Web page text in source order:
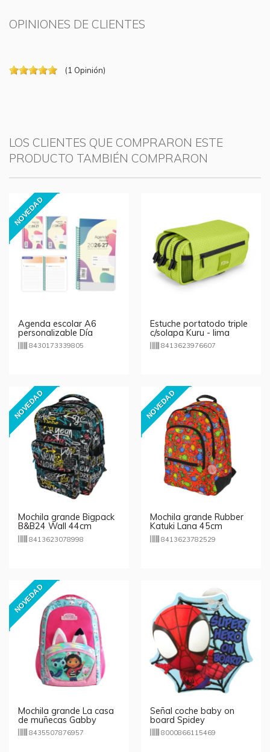
OPINIONES DE CLIENTES
(1 Opinión)
LOS CLIENTES QUE COMPRARON ESTE
PRODUCTO TAMBIÉN COMPRARON
NOVEDAD
Agenda escolar A6
personalizable Día
Página 2026/2027
8430173339805
Estuche portatodo triple
c/solapa Kuru - lima
8413623976607
NOVEDAD
Mochila grande Bigpack
B&B24 Wall 44cm
8413623078998
NOVEDAD
Mochila grande Rubber
Katuki Lana 45cm
8413623782529
NOVEDAD
Mochila grande La casa
de muñecas Gabby
42cm8435507876957
Señal coche baby on
board Spidey
8000866115469